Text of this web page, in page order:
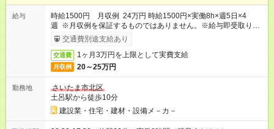
給与
時給1500円 月収例 24万円 時給1500円×実働8h×週5日×4
週 ※月収例を保証するものではありません。※給与即受取りサ
ービス利用可（利用条件有）
交通費別途支給あり
交通費 1ヶ月3万円を上限として実費支給
月収例 20～25万円
勤務地
さいたま市北区
土呂駅から徒歩10分
建設業・住宅・建材・設備メ－カ－